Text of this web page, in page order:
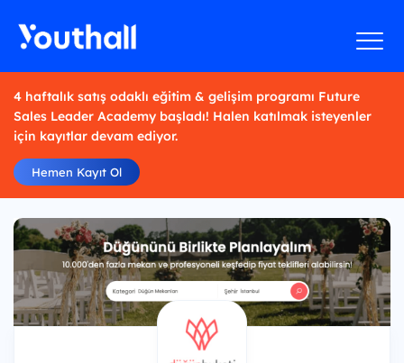
4 haftalık satış odaklı eğitim & gelişim programı Future
Sales Leader Academy başladı! Halen katılmak isteyenler
için kayıtlar devam ediyor.
Hemen Kayıt Ol